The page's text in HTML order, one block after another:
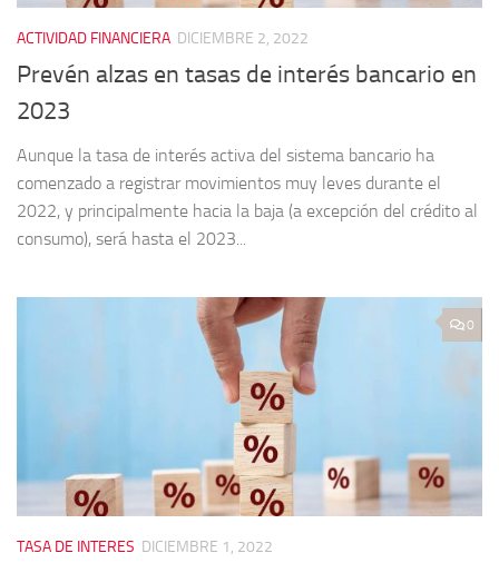
ACTIVIDAD FINANCIERA DICIEMBRE 2, 2022
Prevén alzas en tasas de interés bancario en
2023
Aunque la tasa de interés activa del sistema bancario ha
comenzado a registrar movimientos muy leves durante el
2022, y principalmente hacia la baja (a excepción del crédito al
consumo), será hasta el 2023...
0
TASA DE INTERES DICIEMBRE 1, 2022